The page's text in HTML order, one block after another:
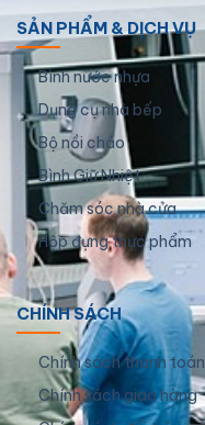
SẢN PHẨM & DỊCH VỤ
Bình nước nhựa
Dụng cụ nhà bếp
Bộ nồi chảo
Bình Giữ Nhiệt
Chăm sóc nhà cửa
Hộp đựng thực phẩm
CHÍNH SÁCH
Chính sách thanh toán
Chính sách giao hàng